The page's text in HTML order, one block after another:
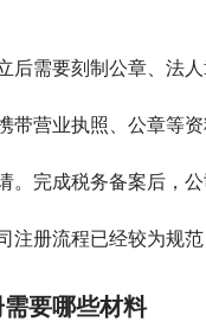
后需要刻制公章、法人
带营业执照、公章等
。完成税务备案后，公
注册流程已经较为规
要哪些材料